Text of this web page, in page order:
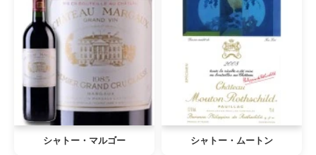
シャトー・マルゴー シャトー・ムートン